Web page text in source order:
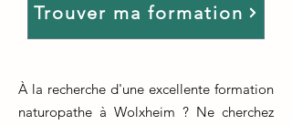
Trouver ma formation
À la recherche d'une excellente formation
naturopathe à Wolxheim ? Ne cherchez